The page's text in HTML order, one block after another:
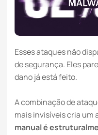
Esses ataques não
de segurança. Eles
dano já está feito.
A combinação de
mais invisíveis cria um
manual é